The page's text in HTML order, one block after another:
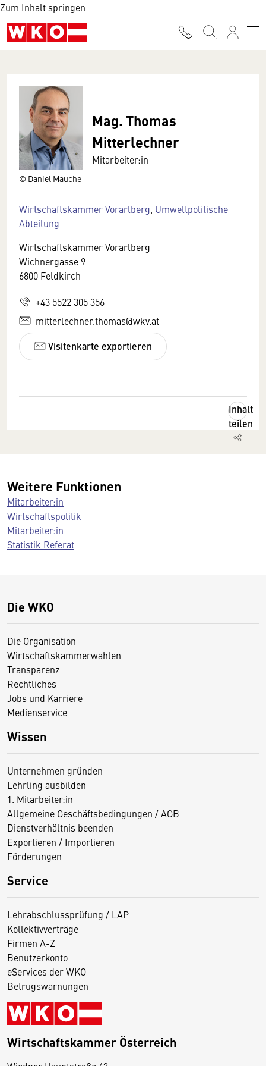
Zum Inhalt springen
© Daniel Mauche
Mag. Thomas
Mitterlechner
Mitarbeiter:in
Wirtschaftskammer Vorarlberg Umweltpolitische
Abteilung
Wirtschaftskammer Vorarlberg
Wichnergasse 9
6800 Feldkirch
+43 5522 305 356
mitterlechner.thomas@wkv.at
Visitenkarte exportieren
Inhalt
teilen
Weitere Funktionen
Mitarbeiter:in
Wirtschaftspolitik
Mitarbeiter:in
Statistik Referat
Die WKO
Die Organisation
Wirtschaftskammerwahlen
Transparenz
Rechtliches
Jobs und Karriere
Medienservice
Wissen
Unternehmen gründen
Lehrling ausbilden
1. Mitarbeiter:in
Allgemeine Geschäftsbedingungen / AGB
Dienstverhältnis beenden
Exportieren / Importieren
Förderungen
Service
Lehrabschlussprüfung / LAP
Kollektivverträge
Firmen A-Z
Benutzerkonto
eServices der WKO
Betrugswarnungen
Wirtschaftskammer Österreich